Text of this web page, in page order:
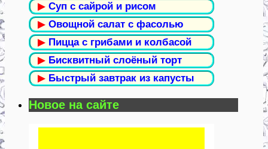
▶ Суп с сайрой и рисом
▶ Овощной салат с фасолью
▶ Пицца с грибами и колбасой
▶ Бисквитный слоёный торт
▶ Быстрый завтрак из капусты
Новое на сайте